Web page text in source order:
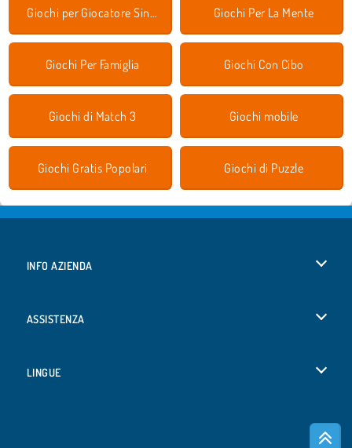
Giochi per Giocatore Singolo Giochi Per La Mente
Giochi Per Famiglia Giochi Con Cibo
Giochi di Match 3 Giochi mobile
Giochi Gratis Popolari Giochi di Puzzle
INFO AZIENDA
ASSISTENZA
LINGUE